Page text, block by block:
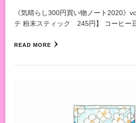
《気晴らし300円買い物ノート2020》
テ 粉末スティック 245円】 コーヒー
READ MORE